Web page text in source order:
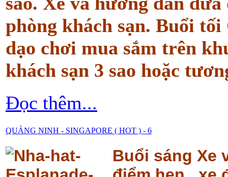
phòng khách sạn. Buổi
dạo chơi mua sắm trên
khách sạn 3 sao hoặc
Đọc thêm...
QUẢNG NINH - SINGAPORE ( HOT ) - 6
Buổi sáng Xe